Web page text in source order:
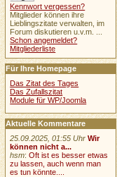
Kennwort vergessen?
Mitglieder können ihre
Lieblingszitate verwalten, im
Forum diskutieren u.v.m. ...
Schon angemeldet?
Mitgliederliste
Für Ihre Homepage
Das Zitat des Tages
Das Zufallszitat
Module für WP/Joomla
Aktuelle Kommentare
25.09.2025, 01:55 Uhr Wir
können nicht a...
hsm:Oft ist es besser etwas
zu lassen, auch wenn man
es tun könnte....